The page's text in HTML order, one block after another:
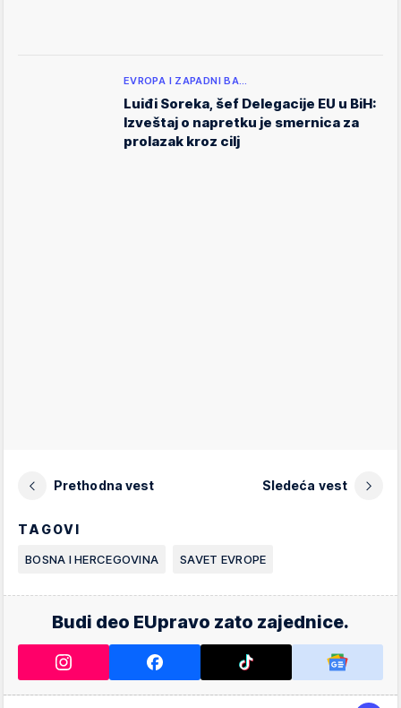
EVROPA I ZAPADNI BA…
Luiđi Soreka, šef Delegacije EU u BiH:
Izveštaj o napretku je smernica za
prolazak kroz cilj
Prethodna vest Sledeća vest
TAGOVI
BOSNA I HERCEGOVINA SAVET EVROPE
Budi deo EUpravo zato zajednice.